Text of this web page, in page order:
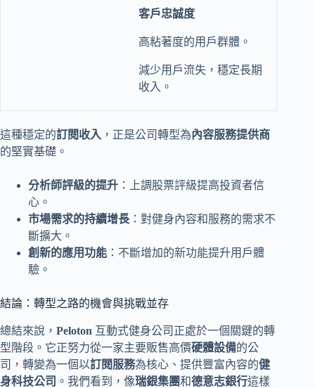
客戶忠誠度
高粘著度的用戶群體。
減少用戶流失，穩定長期
收入。
這種穩定的訂閱收入 ，正是公司轉型為內容服務提供商
的堅實基礎。
分析師評級的提升 ：上調股票評級提高投資者信
心。
市場需求的持續增長 ：對健身內容和服務的需求不
斷擴大。
創新的應用功能 ：不斷增加的新功能提升用戶體
驗。
結論：轉型之路的機會與挑戰並存
總結來說， Peloton 互動式健身公司正處於一個關鍵的轉
型階段。它正努力從一家主要販售高價硬體設備的公
司，轉變為一個以訂閱服務為核心、提供豐富內容的健
身科技公司 。我們看到，像瑞銀集團和德意志銀行這樣